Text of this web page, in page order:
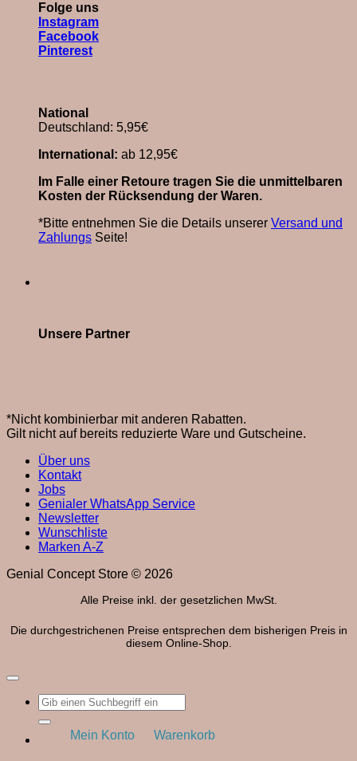
Folge uns
Instagram
Facebook
Pinterest
National
Deutschland: 5,95€
International: ab 12,95€
Im Falle einer Retoure tragen Sie die unmittelbaren
Kosten der Rücksendung der Waren.
*Bitte entnehmen Sie die Details unserer Versand und
Zahlungs Seite!
Unsere Partner
*Nicht kombinierbar mit anderen Rabatten.
Gilt nicht auf bereits reduzierte Ware und Gutscheine.
Über uns
Kontakt
Jobs
Genialer WhatsApp Service
Newsletter
Wunschliste
Marken A-Z
Genial Concept Store © 2026
Alle Preise inkl. der gesetzlichen MwSt.
Die durchgestrichenen Preise entsprechen dem bisherigen Preis in
diesem Online-Shop.
Suchen
nach:
Mein Konto
Warenkorb